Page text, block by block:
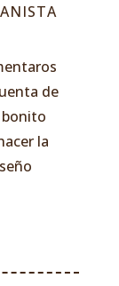
de
bonito
la